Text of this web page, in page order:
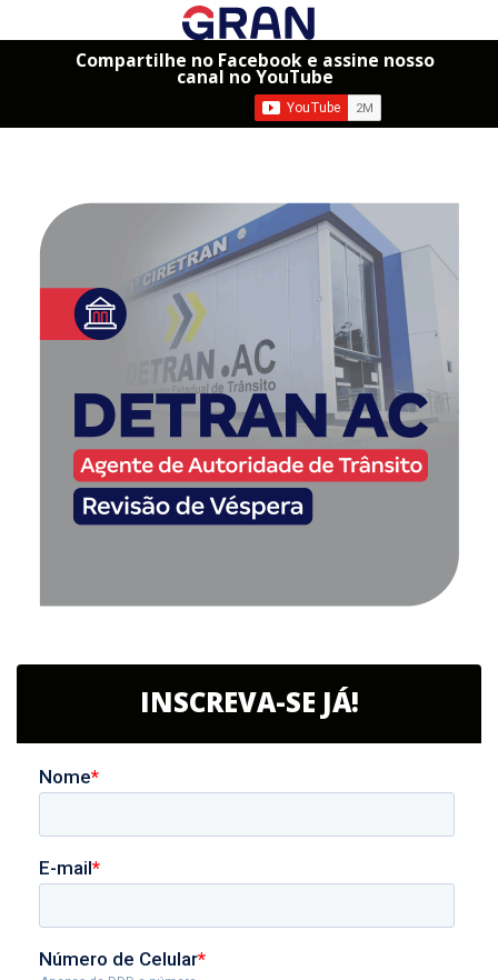
Compartilhe no Facebook e assine nosso
canal no YouTube
INSCREVA-SE JÁ!